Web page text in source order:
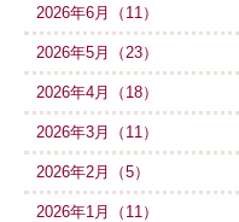
2026年6月（11）
2026年5月（23）
2026年4月（18）
2026年3月（11）
2026年2月（5）
2026年1月（11）